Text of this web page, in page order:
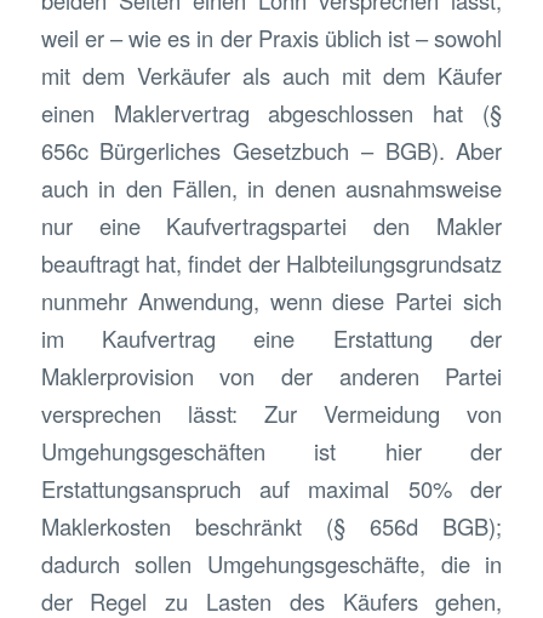
weil er – wie es in der Praxis üblich ist – sowohl
mit dem Verkäufer als auch mit dem Käufer
einen Maklervertrag abgeschlossen hat (§
656c Bürgerliches Gesetzbuch – BGB). Aber
auch in den Fällen, in denen ausnahmsweise
nur eine Kaufvertragspartei den Makler
beauftragt hat, findet der Halbteilungsgrundsatz
nunmehr Anwendung, wenn diese Partei sich
im Kaufvertrag eine Erstattung der
Maklerprovision von der anderen Partei
versprechen lässt: Zur Vermeidung von
Umgehungsgeschäften ist hier der
Erstattungsanspruch auf maximal 50% der
Maklerkosten beschränkt (§ 656d BGB);
dadurch sollen Umgehungsgeschäfte, die in
der Regel zu Lasten des Käufers gehen,